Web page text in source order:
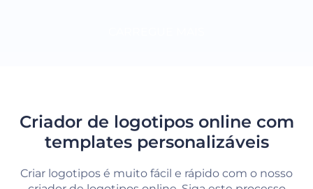
Criador de logotipos online com
templates personalizáveis
Criar logotipos é muito fácil e rápido com o nosso